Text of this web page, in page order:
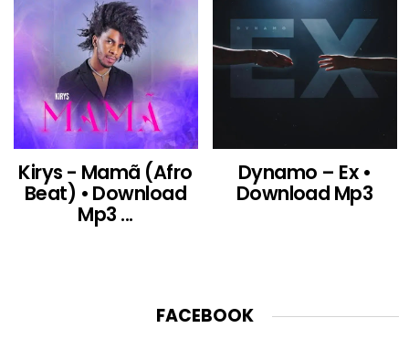
Kirys - Mamã (Afro
Beat) • Download
Mp3 ...
Dynamo – Ex •
Download Mp3
FACEBOOK